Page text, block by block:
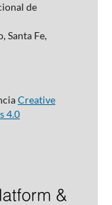
de
Santa Fe,
Creative
4.0